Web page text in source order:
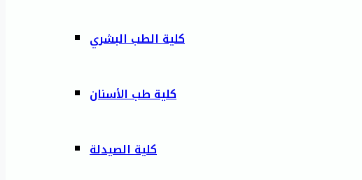
كلية الطب البشري
كلية طب الأسنان
كلية الصيدلة